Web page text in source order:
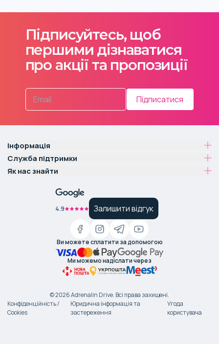
Підписуйтесь, щоб
першими дізнаватися
про акції та пропозиції
Підписатися
Інформація
Служба підтримки
Як нас знайти
4.9 Залишити відгук
Ви можете сплатити за допомогою
Ми можемо надіслати через
©2026Adrenalin Drive. Всі права захищені.
Конфіденційність /
Cookies
Юридична інформація та
застереження
Угода
користувача